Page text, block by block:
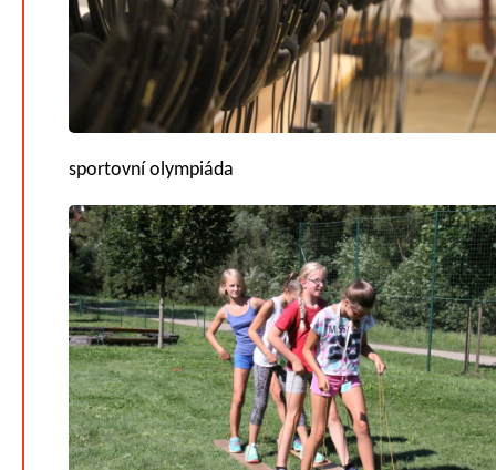
sportovní olympiáda